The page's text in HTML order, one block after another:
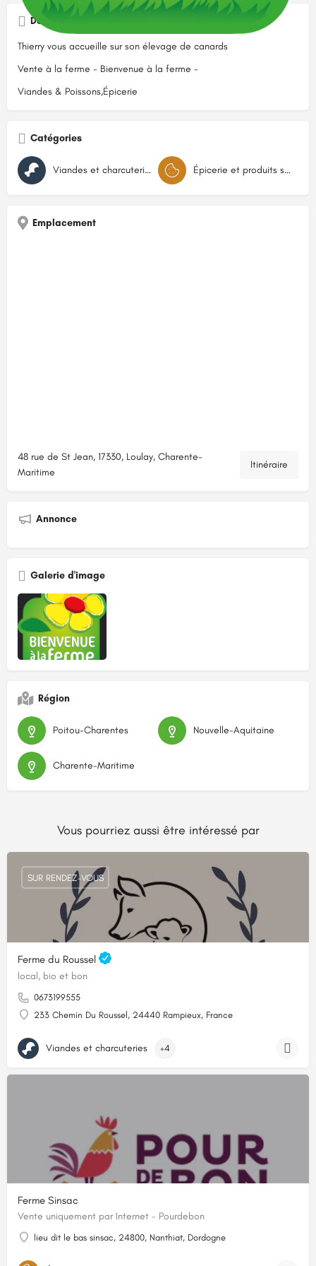
Description
Thierry vous accueille sur son élevage de canards
Vente à la ferme - Bienvenue à la ferme -
Viandes & Poissons,Épicerie
Catégories
Viandes et charcuteries Épicerie et produits secs
Emplacement
48 rue de St Jean, 17330, Loulay, Charente-
Maritime
Itinéraire
Annonce
Galerie d'image
Région
Poitou-Charentes Nouvelle-Aquitaine
Charente-Maritime
Vous pourriez aussi être intéressé par
Ferme du Roussel
local, bio et bon
0673199555
233 Chemin Du Roussel, 24440 Rampieux, France
SUR RENDEZ-VOUS
Viandes et charcuteries +4
Ferme Sinsac
Vente uniquement par Internet - Pourdebon
lieu dit le bas sinsac, 24800, Nanthiat, Dordogne